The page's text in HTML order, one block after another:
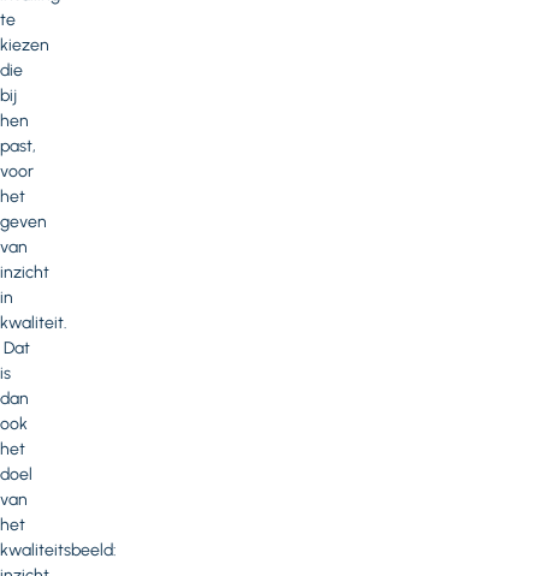
te
kiezen
die
bij
hen
past,
voor
het
geven
van
inzicht
in
kwaliteit.
Dat
is
dan
ook
het
doel
van
het
kwaliteitsbeeld: